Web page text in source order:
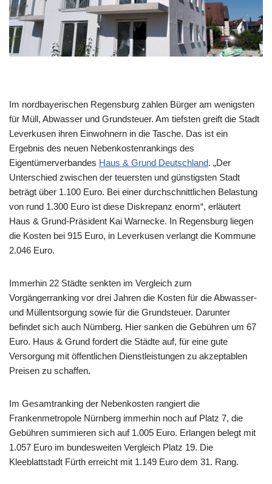
Im nordbayerischen Regensburg zahlen Bürger am wenigsten
für Müll, Abwasser und Grundsteuer. Am tiefsten greift die Stadt
Leverkusen ihren Einwohnern in die Tasche. Das ist ein
Ergebnis des neuen Nebenkostenrankings des
Eigentümerverbandes Haus & Grund Deutschland. „Der
Unterschied zwischen der teuersten und günstigsten Stadt
beträgt über 1.100 Euro. Bei einer durchschnittlichen Belastung
von rund 1.300 Euro ist diese Diskrepanz enorm“, erläutert
Haus & Grund-Präsident Kai Warnecke. In Regensburg liegen
die Kosten bei 915 Euro, in Leverkusen verlangt die Kommune
2.046 Euro.
Immerhin 22 Städte senkten im Vergleich zum
Vorgängerranking vor drei Jahren die Kosten für die Abwasser-
und Müllentsorgung sowie für die Grundsteuer. Darunter
befindet sich auch Nürnberg. Hier sanken die Gebühren um 67
Euro. Haus & Grund fordert die Städte auf, für eine gute
Versorgung mit öffentlichen Dienstleistungen zu akzeptablen
Preisen zu schaffen.
Im Gesamtranking der Nebenkosten rangiert die
Frankenmetropole Nürnberg immerhin noch auf Platz 7, die
Gebühren summieren sich auf 1.005 Euro. Erlangen belegt mit
1.057 Euro im bundesweiten Vergleich Platz 19. Die
Kleeblattstadt Fürth erreicht mit 1.149 Euro dem 31. Rang.